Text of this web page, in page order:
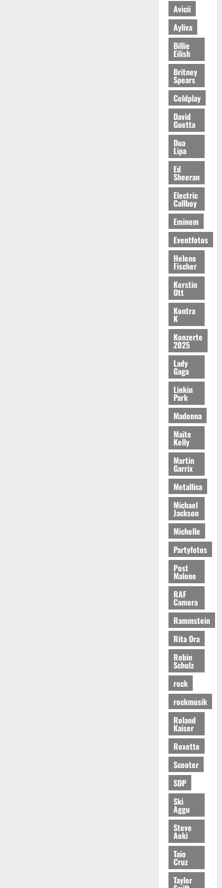
Avicii
Ayliva
Billie
Eilish
Britney
Spears
Coldplay
David
Guetta
Dua
Lipa
Ed
Sheeran
Electric
Callboy
Eminem
Eventfotos
Helene
Fischer
Kerstin
Ott
Kontra
K
Konzerte
2025
Lady
Gaga
Linkin
Park
Madonna
Maite
Kelly
Martin
Garrix
Metallica
Michael
Jackson
Michelle
Partyfotos
Post
Malone
RAF
Camora
Rammstein
Rita Ora
Robin
Schulz
rock
rockmusik
Roland
Kaiser
Roxette
Scooter
SDP
Ski
Aggu
Steve
Aoki
Taio
Cruz
Taylor